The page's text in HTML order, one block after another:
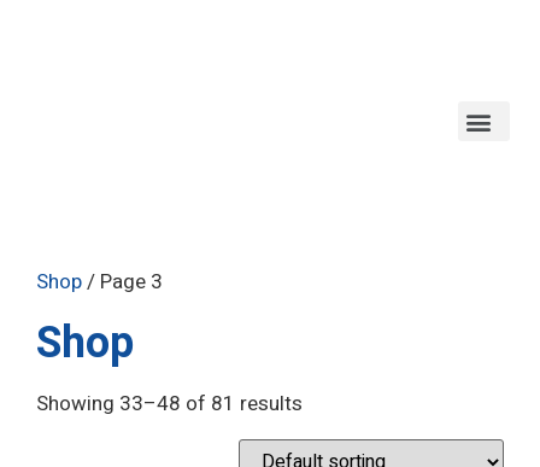
Shop/ Page 3
Shop
Showing 33–48 of 81 results